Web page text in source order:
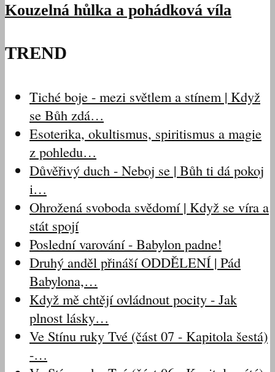
Kouzelná hůlka a pohádková víla
TREND
Tiché boje - mezi světlem a stínem | Když
se Bůh zdá…
Esoterika, okultismus, spiritismus a magie
z pohledu…
Důvěřivý duch - Neboj se | Bůh ti dá pokoj
i…
Ohrožená svoboda svědomí | Když se víra a
stát spojí
Poslední varování - Babylon padne!
Druhý anděl přináší ODDĚLENÍ | Pád
Babylona,…
Když mě chtějí ovládnout pocity - Jak
plnost lásky…
Ve Stínu ruky Tvé (část 07 - Kapitola šestá)
-…